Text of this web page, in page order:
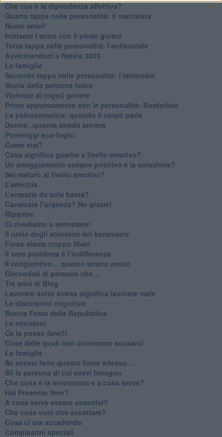
Che cos’è la dipendenza affettiva?
Quarta tappa nelle personalità: il narcisista
​Nuovi arrivi!
​Iniziamo l’anno con il piede giusto
​Terza tappa nelle personalità: l’antisociale
​Avvicinandoci a Natale 2023
Le famiglie
Seconda tappa nelle personalità: l’istrionico
​Storia della persona felice
Violenze di (ogni) genere
​Primo appuntamento con le personalità: Borderline
La psicosomatica: quando il corpo parla
Donne...quanta strada ancora
​Pomeriggi eco-logici
​Come stai?
Cosa significa guarire a livello emotivo?
​Un atteggiamento sempre positivo è la soluzione?
​Sei maturo al livello emotivo?
​L’amicizia
​L’empatia da sola basta?
​Cavalcare l’urgenza? No grazie!
Ripartire
​Ci rivediamo a settembre!
​Il ruolo degli attivatori del benessere
​Forse siamo troppo liberi
​Il vero problema è l’indifferenza
​Il congiuntivo… questo strano amico
​Circondati di persone che…
​Tre anni di Blog
​Lavorare sotto stress significa lavorare male
​Le distorsioni cognitive
​Buona Festa della Repubblica
Le emozioni
​Ce la posso fare!!!
​Cose delle quali non dovremmo scusarci
​La famiglia
​Se avessi fatto questo forse adesso…
​Sii la persona di cui avevi bisogno
Che cosa è la serotonina e a cosa serve?
​Hai Presente Vero?
A cosa serve essere assertivi?
​Che cosa vuol dire accettare?
​Cosa ci sta accadendo
​Compleanni speciali